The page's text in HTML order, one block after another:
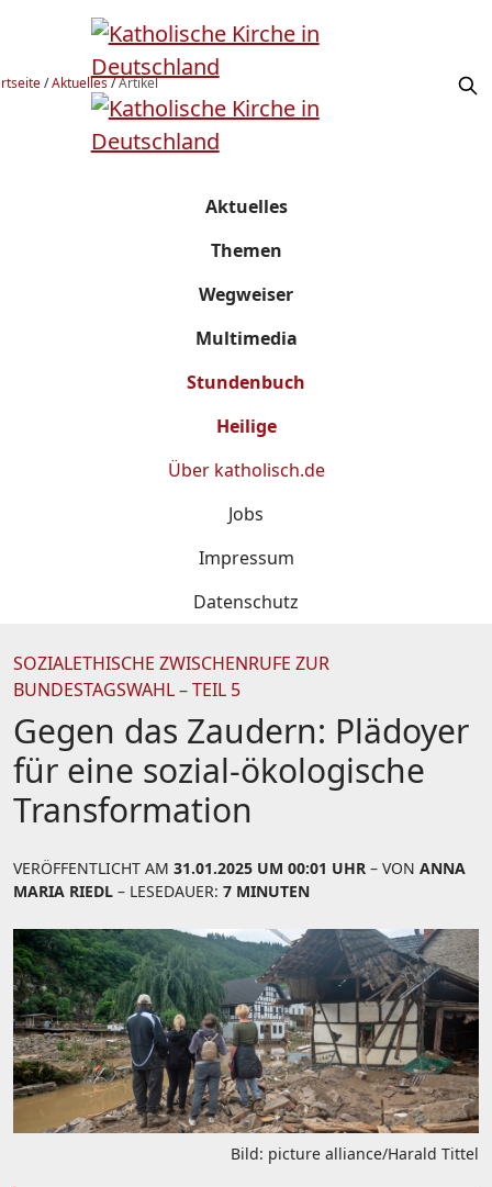
/Aktuelles/Artikel
Aktuelles
Themen
Wegweiser
Multimedia
Stundenbuch
Heilige
Über katholisch.de
Jobs
Impressum
Datenschutz
SOZIALETHISCHE ZWISCHENRUFE ZUR
BUNDESTAGSWAHL – TEIL 5
Gegen das Zaudern: Plädoyer
für eine sozial-ökologische
Transformation
VERÖFFENTLICHT AM 31.01.2025 UM 00:01 UHR – VON ANNA
MARIA RIEDL – LESEDAUER: 7 MINUTEN
Bild: picture alliance/Harald Tittel